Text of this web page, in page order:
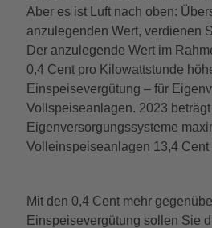
Aber es ist Luft nach oben:
anzulegenden Wert, verdienen
Der anzulegende Wert im
0,4 Cent pro Kilowattstunde
Einspeisevergütung – für
Vollspeiseanlagen. 2023
Eigenversorgungssysteme
Volleinspeiseanlagen 13,4
Mit den 0,4 Cent mehr
Einspeisevergütung sollen Sie